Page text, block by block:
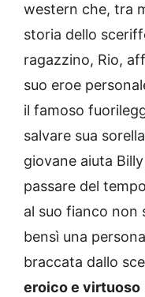
western che, tra
storia dello
ragazzino, Rio,
suo eroe
il famoso
salvare sua
giovane aiuta
passare del
al suo fianco non
bensì una persona
braccata dallo
eroico e virtuoso